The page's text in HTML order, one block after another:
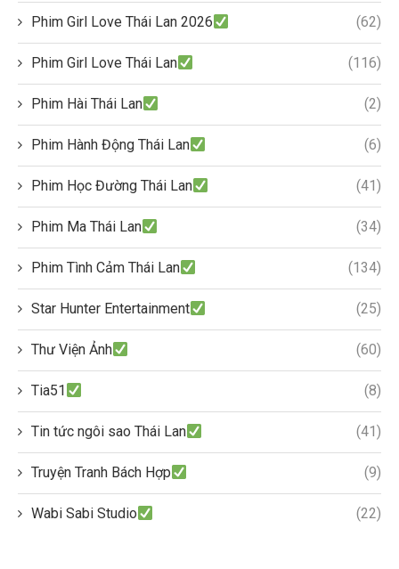
Phim Girl Love Thái Lan 2026 (62)
Phim Girl Love Thái Lan (116)
Phim Hài Thái Lan (2)
Phim Hành Động Thái Lan (6)
Phim Học Đường Thái Lan (41)
Phim Ma Thái Lan (34)
Phim Tình Cảm Thái Lan (134)
Star Hunter Entertainment (25)
Thư Viện Ảnh (60)
Tia51 (8)
Tin tức ngôi sao Thái Lan (41)
Truyện Tranh Bách Hợp (9)
Wabi Sabi Studio (22)